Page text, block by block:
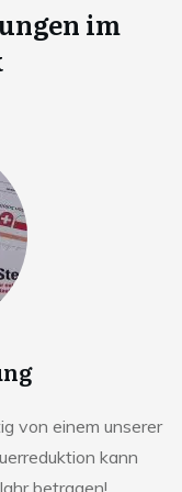
im
von einem unserer
kann
betragen!